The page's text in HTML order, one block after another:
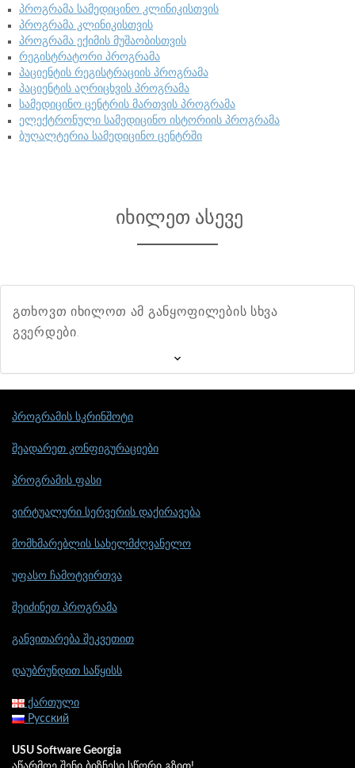
პროგრამა სამედიცინო კლინიკისთვის
პროგრამა კლინიკისთვის
პროგრამა ექიმის მუშაობისთვის
რეგისტრატორი პროგრამა
პაციენტის რეგისტრაციის პროგრამა
პაციენტის აღრიცხვის პროგრამა
სამედიცინო ცენტრის მართვის პროგრამა
ელექტრონული სამედიცინო ისტორიის პროგრამა
ბუღალტერია სამედიცინო ცენტრში
იხილეთ ასევე
გთხოვთ იხილოთ ამ განყოფილების სხვა
გვერდები.
პროგრამის სკრინშოტი
შეადარეთ კონფიგურაციები
პროგრამის ფასი
ვირტუალური სერვერის დაქირავება
მომხმარებლის სახელმძღვანელო
უფასო ჩამოტვირთვა
შეიძინეთ პროგრამა
განვითარება შეკვეთით
დაუბრუნდით საწყისს
ქართული
Русский
USU Software Georgia